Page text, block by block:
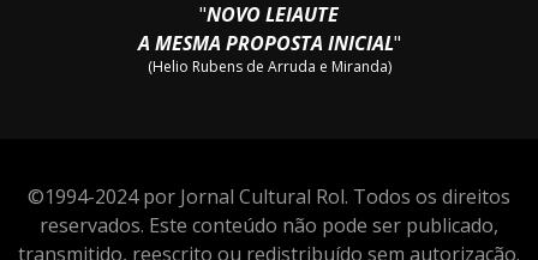
"NOVO LEIAUTE
A MESMA PROPOSTA INICIAL"
(Helio Rubens de Arruda e Miranda)
©1994-2024 por Jornal Cultural Rol. Todos os direitos
reservados. Este conteúdo não pode ser publicado,
transmitido, reescrito ou redistribuído sem autorização.